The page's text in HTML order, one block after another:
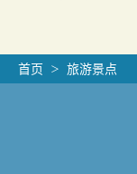
首页 旅游景点